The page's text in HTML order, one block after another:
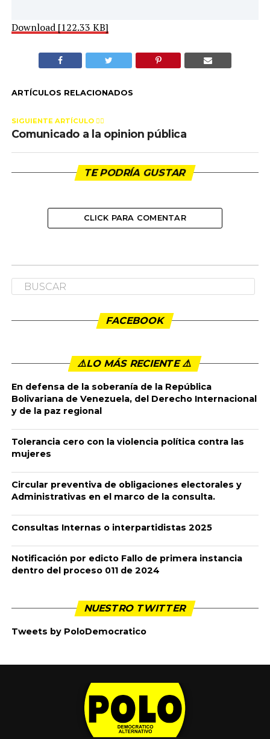
Download [122.33 KB]
ARTÍCULOS RELACIONADOS
SIGUIENTE ARTÍCULO 👈🏻
Comunicado a la opinion pública
TE PODRÍA GUSTAR
CLICK PARA COMENTAR
FACEBOOK
⚠️LO MÁS RECIENTE ⚠️️
En defensa de la soberanía de la República
Bolivariana de Venezuela, del Derecho Internacional
y de la paz regional
Tolerancia cero con la violencia política contra las
mujeres
Circular preventiva de obligaciones electorales y
Administrativas en el marco de la consulta.
Consultas Internas o interpartidistas 2025
Notificación por edicto Fallo de primera instancia
dentro del proceso 011 de 2024
NUESTRO TWITTER
Tweets by PoloDemocratico